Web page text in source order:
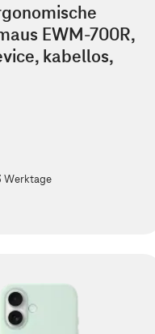
EWM-700R,
kabellos,
Werktage